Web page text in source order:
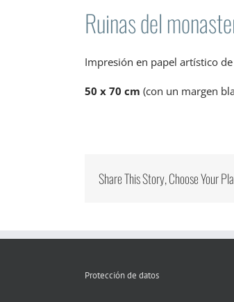
Ruinas del
Impresión en papel artístico
50 x 70 cm (con un margen
Share This Story, Choose Your
Protección de datos